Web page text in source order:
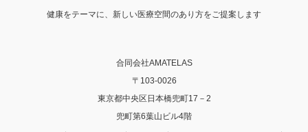
健康をテーマに、新しい医療空間のあり方をご提案します
合同会社AMATELAS
〒103-0026
東京都中央区日本橋兜町17－2
兜町第6葉山ビル4階